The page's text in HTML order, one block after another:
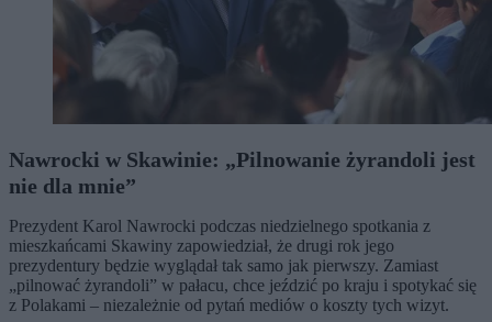
Nawrocki w Skawinie: „Pilnowanie żyrandoli jest
nie dla mnie”
Prezydent Karol Nawrocki podczas niedzielnego spotkania z
mieszkańcami Skawiny zapowiedział, że drugi rok jego
prezydentury będzie wyglądał tak samo jak pierwszy. Zamiast
„pilnować żyrandoli” w pałacu, chce jeździć po kraju i spotykać się
z Polakami – niezależnie od pytań mediów o koszty tych wizyt.